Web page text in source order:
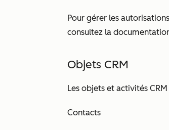
Pour gérer les
consultez la
Objets CRM
Les objets et activités
Contacts